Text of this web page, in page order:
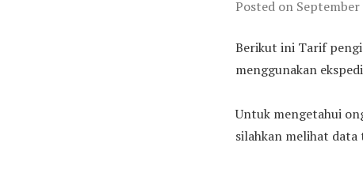
Posted on
Berikut ini Tarif
menggunakan
Untuk mengetahui
silahkan melihat